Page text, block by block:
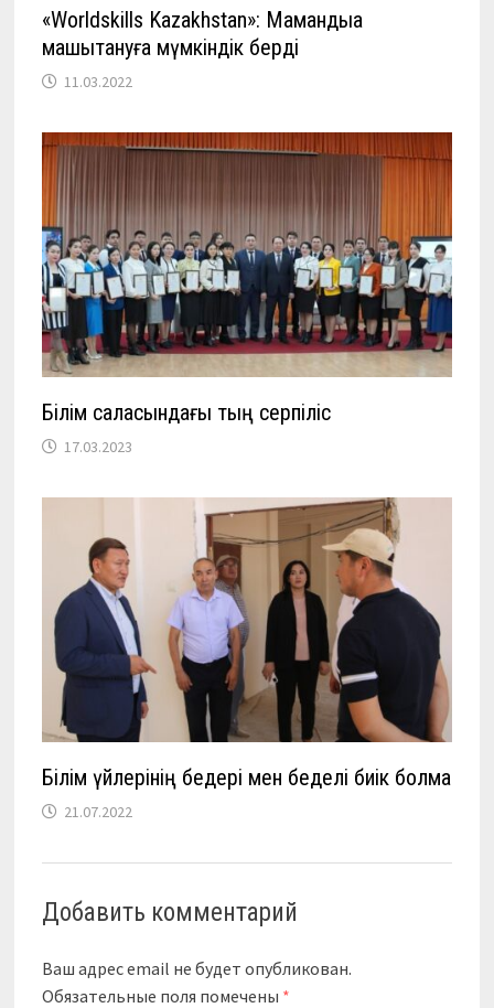
«Worldskills Kazakhstan»: Мамандыққа
машықтануға мүмкіндік берді
11.03.2022
Білім саласындағы тың серпіліс
17.03.2023
Білім үйлерінің бедері мен беделі биік болмақ
21.07.2022
Добавить комментарий
Ваш адрес email не будет опубликован.
Обязательные поля помечены *